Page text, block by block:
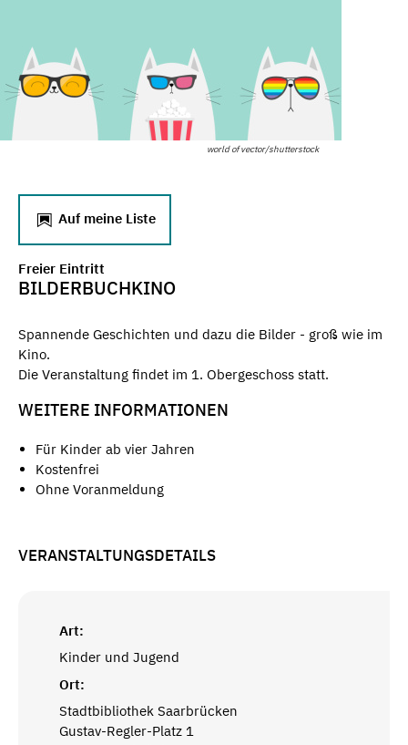
world of vector/shutterstock
Auf meine Liste
Freier Eintritt
BILDERBUCHKINO
Spannende Geschichten und dazu die Bilder - groß wie im
Kino.
Die Veranstaltung findet im 1. Obergeschoss statt.
WEITERE INFORMATIONEN
Für Kinder ab vier Jahren
Kostenfrei
Ohne Voranmeldung
VERANSTALTUNGSDETAILS
Art:
Kinder und Jugend
Ort:
Stadtbibliothek Saarbrücken
Gustav-Regler-Platz 1